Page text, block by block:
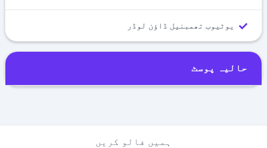
یوٹیوب تھمبنیل ڈاؤن لوڈر
حالیہ پوسٹ
ہمیں فالو کریں